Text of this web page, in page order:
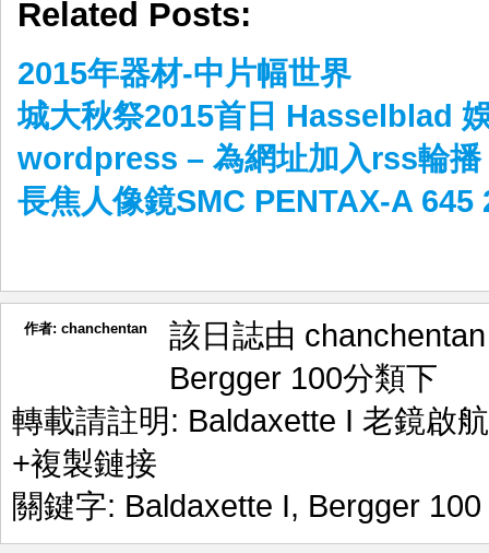
Related Posts:
2015年器材-中片幅世界
城大秋祭2015首日 Hasselblad
wordpress – 為網址加入rss輪播
長焦人像鏡SMC PENTAX-A 645
作者: chanchentan
該日誌由
Bergger 100分類下
轉載請註明: Baldaxette I 老鏡啟
+複製鏈接
關鍵字: Baldaxette I, Bergger 100